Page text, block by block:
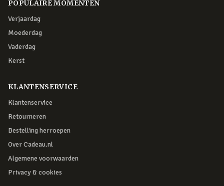
POPULAIRE MOMENTEN
Verjaardag
Moederdag
Vaderdag
Kerst
KLANTENSERVICE
Klantenservice
Retourneren
Bestelling herroepen
Over Cadeau.nl
Algemene voorwaarden
Privacy & cookies